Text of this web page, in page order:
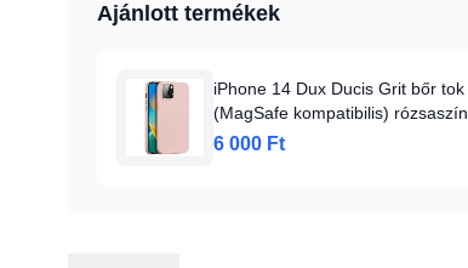
Ajánlott termékek
iPhone 14 Dux Ducis Grit bőr tok
(MagSafe kompatibilis) rózsaszín
6 000 Ft